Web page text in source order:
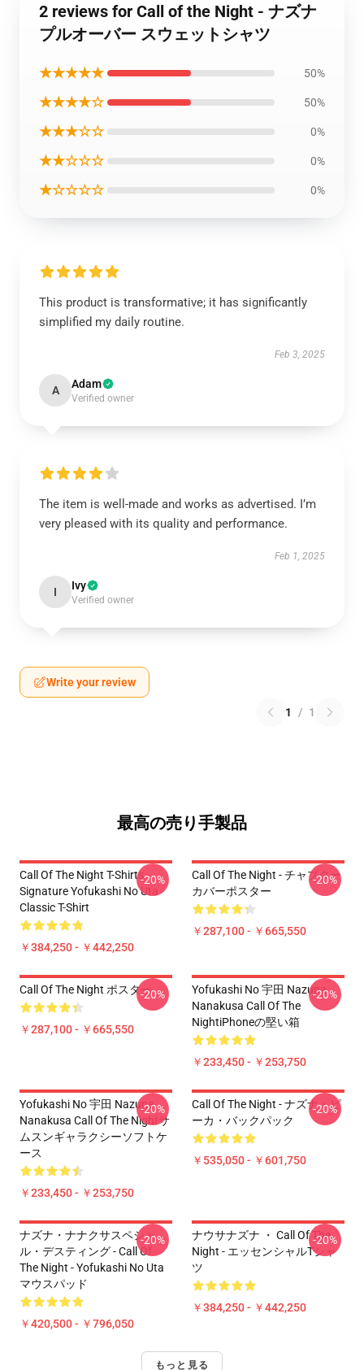
2 reviews for Call of the Night - ナズナ
プルオーバー スウェットシャツ
★★★★★ 50%
★★★★☆ 50%
★★★☆☆ 0%
★★☆☆☆ 0%
★☆☆☆☆ 0%
This product is transformative; it has significantly
simplified my daily routine.
Feb 3, 2025
A Adam
Verified owner
The item is well-made and works as advertised. I’m
very pleased with its quality and performance.
Feb 1, 2025
I Ivy
Verified owner
Write your review
1 / 1
最高の売り手製品
Call Of The Night T-Shirts -
Signature Yofukashi No Uta
Classic T-Shirt
￥384,250 - ￥442,250
-20%
Call Of The Night - チャプター
カバーポスター
￥287,100 - ￥665,550
-20%
Call Of The Night ポスター
￥287,100 - ￥665,550
-20%
Yofukashi No 宇田 Nazuna
Nanakusa Call Of The
NightiPhoneの堅い箱
￥233,450 - ￥253,750
-20%
Yofukashi No 宇田 Nazuna
Nanakusa Call Of The Nightサ
ムスンギャラクシーソフトケ
ース
￥233,450 - ￥253,750
-20%
Call Of The Night - ナズナ・ピ
ーカ・バックパック
￥535,050 - ￥601,750
-20%
ナズナ・ナナクサスペシャ
ル・デスティング - Call Of
The Night - Yofukashi No Uta
マウスパッド
￥420,500 - ￥796,050
-20%
ナウサナズナ ・ Call Of The
Night - エッセンシャルTシャ
ツ
￥384,250 - ￥442,250
-20%
もっと見る